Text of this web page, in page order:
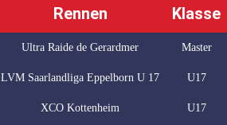
Rennen Klasse
Ultra Raide de Gerardmer Master
LVM Saarlandliga Eppelborn U 17 U17
XCO Kottenheim U17